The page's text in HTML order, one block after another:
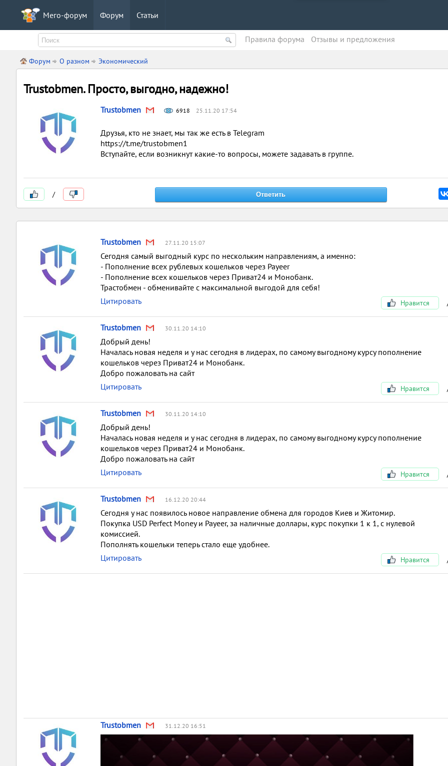
Мего-форум Форум Статьи
Правила форума Oтзывы и предложения
Форум О разном Экономический
Trustobmen. Просто, выгодно, надежно!
Trustobmen 6918 25.11.20 17:54
Друзья, кто не знает, мы так же есть в Telegram
https://t.me/trustobmen1
Вступайте, если возникнут какие-то вопросы, можете задавать в группе.
/
Trustobmen 27.11.20 15:07
Сегодня самый выгодный курс по нескольким направлениям, а именно:
- Пополнение всех рублевых кошельков через Payeer
- Пополнение всех кошельков через Приват24 и Монобанк.
Трастобмен - обменивайте с максимальной выгодой для себя!
Цитировать
Нравится
Trustobmen 30.11.20 14:10
Добрый день!
Началась новая неделя и у нас сегодня в лидерах, по самому выгодному курсу пополнение
кошельков через Приват24 и Монобанк.
Добро пожаловать на сайт
Цитировать
Нравится
Trustobmen 30.11.20 14:10
Добрый день!
Началась новая неделя и у нас сегодня в лидерах, по самому выгодному курсу пополнение
кошельков через Приват24 и Монобанк.
Добро пожаловать на сайт
Цитировать
Нравится
Trustobmen 16.12.20 20:44
Сегодня у нас появилось новое направление обмена для городов Киев и Житомир.
Покупка USD Perfect Money и Payeer, за наличные доллары, курс покупки 1 к 1, с нулевой
комиссией.
Пополнять кошельки теперь стало еще удобнее.
Цитировать
Нравится
Trustobmen 31.12.20 16:51